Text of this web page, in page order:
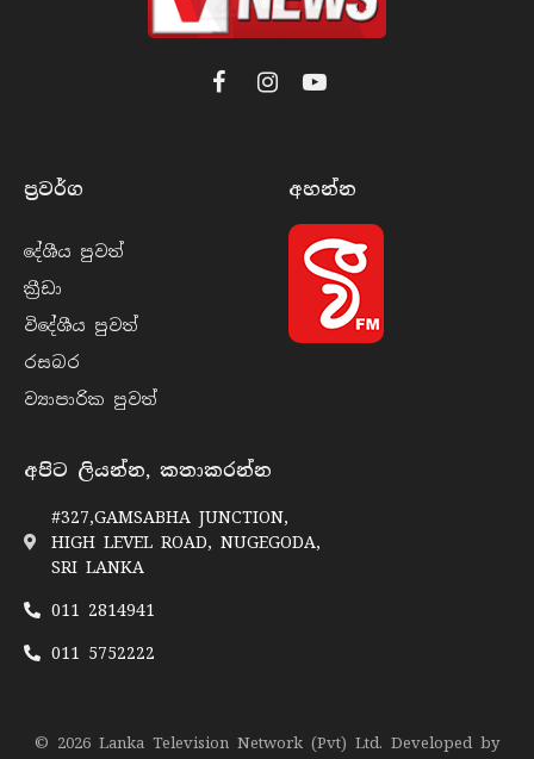
FacebookInstagramYouTube
ප්‍රවර්​ග
දේශීය පුව​ත්
ක්‍රී​ඩා
විදේශීය පුව​ත්
රසබ​ර
ව්‍යාපාරික පුව​ත්
අහන්​න
අපිට ලියන්න, කතාකරන්න
#327,GAMSABHA JUNCTION,
HIGH LEVEL ROAD, NUGEGODA,
SRI LANKA
011 2814941
011 5752222
© 2026 Lanka Television Network (Pvt) Ltd. Developed by